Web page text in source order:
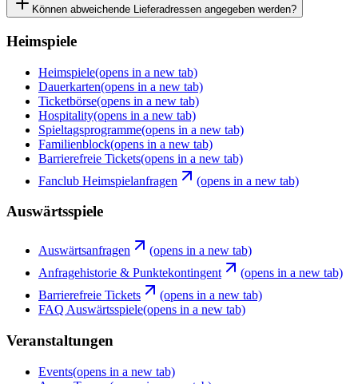
Können abweichende Lieferadressen angegeben werden?
Heimspiele
Heimspiele(opens in a new tab)
Dauerkarten(opens in a new tab)
Ticketbörse(opens in a new tab)
Hospitality(opens in a new tab)
Spieltagsprogramme(opens in a new tab)
Familienblock(opens in a new tab)
Barrierefreie Tickets(opens in a new tab)
Fanclub Heimspielanfragen
(opens in a new tab)
Auswärtsspiele
Auswärtsanfragen
(opens in a new tab)
Anfragehistorie & Punktekontingent
(opens in a new tab)
Barrierefreie Tickets
(opens in a new tab)
FAQ Auswärtsspiele(opens in a new tab)
Veranstaltungen
Events(opens in a new tab)